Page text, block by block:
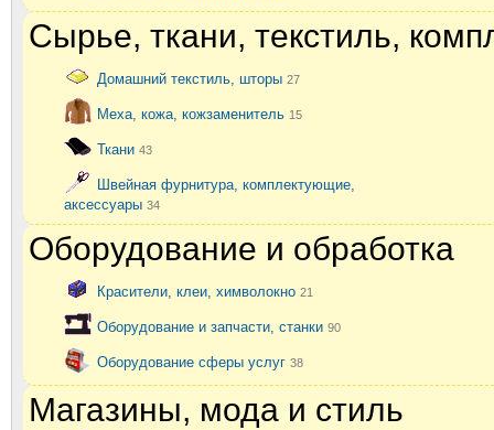
Сырье, ткани, текстиль,
Домашний текстиль, шторы 27
Меха, кожа, кожзаменитель 15
Ткани 43
Швейная фурнитура, комплектующие,
аксессуары 34
Оборудование и обработка
Красители, клеи, химволокно 21
Оборудование и запчасти, станки 90
Оборудование сферы услуг 38
Магазины, мода и стиль